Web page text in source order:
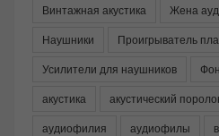
Винтажная акустика
Жена
Наушники
Проигрыватель
Усилители для наушников
акустика
акустический
аудиофилия
аудиофилы